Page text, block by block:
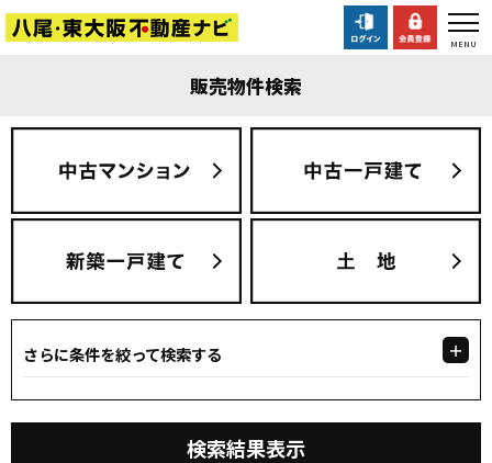
販売物件検索
さらに条件を絞って検索する
検索結果表示